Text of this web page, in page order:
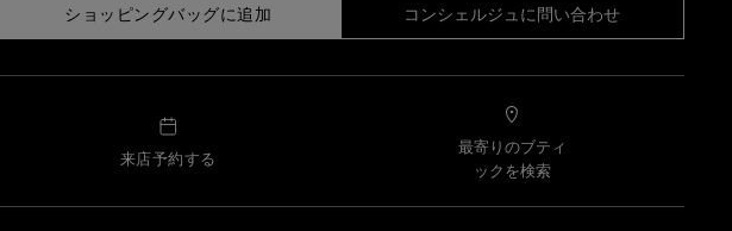
ショッピングバッグに追加 コンシェルジュに問い合わせ
来店予約する
最寄りのブティ
ックを検索